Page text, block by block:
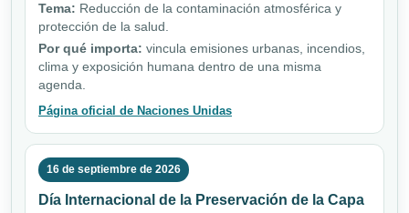
Tema: Reducción de la contaminación atmosférica y
protección de la salud.
Por qué importa: vincula emisiones urbanas, incendios,
clima y exposición humana dentro de una misma
agenda.
Página oficial de Naciones Unidas
16 de septiembre de 2026
Día Internacional de la Preservación de la Capa